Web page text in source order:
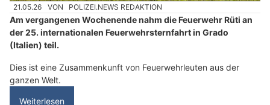
21.05.26 VON POLIZEI.NEWS REDAKTION
Am vergangenen Wochenende nahm die Feuerwehr Rüti an
der 25. internationalen Feuerwehrsternfahrt in Grado
(Italien) teil.
Dies ist eine Zusammenkunft von Feuerwehrleuten aus der
ganzen Welt.
Weiterlesen